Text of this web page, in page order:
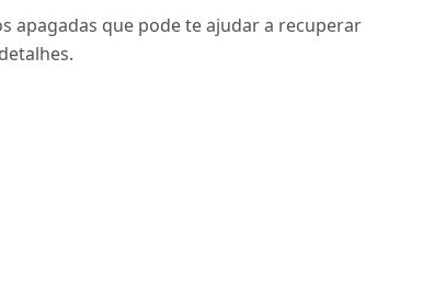
apagadas que pode te ajudar a recuperar